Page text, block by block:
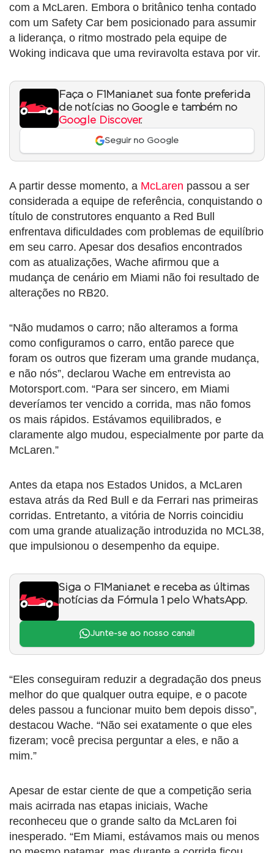
com a McLaren. Embora o britânico tenha contado
com um Safety Car bem posicionado para assumir
a liderança, o ritmo mostrado pela equipe de
Woking indicava que uma reviravolta estava por vir.
Faça o F1Mania.net sua fonte preferida
de notícias no Google e também no
Google Discover.
Seguir no Google
A partir desse momento, a McLaren passou a ser
considerada a equipe de referência, conquistando o
título de construtores enquanto a Red Bull
enfrentava dificuldades com problemas de equilíbrio
em seu carro. Apesar dos desafios encontrados
com as atualizações, Wache afirmou que a
mudança de cenário em Miami não foi resultado de
alterações no RB20.
“Não mudamos o carro; não alteramos a forma
como configuramos o carro, então parece que
foram os outros que fizeram uma grande mudança,
e não nós”, declarou Wache em entrevista ao
Motorsport.com. “Para ser sincero, em Miami
deveríamos ter vencido a corrida, mas não fomos
os mais rápidos. Estávamos equilibrados, e
claramente algo mudou, especialmente por parte da
McLaren.”
Antes da etapa nos Estados Unidos, a McLaren
estava atrás da Red Bull e da Ferrari nas primeiras
corridas. Entretanto, a vitória de Norris coincidiu
com uma grande atualização introduzida no MCL38,
que impulsionou o desempenho da equipe.
Siga o F1Mania.net e receba as últimas
notícias da Fórmula 1 pelo WhatsApp.
Junte-se ao nosso canal!
“Eles conseguiram reduzir a degradação dos pneus
melhor do que qualquer outra equipe, e o pacote
deles passou a funcionar muito bem depois disso”,
destacou Wache. “Não sei exatamente o que eles
fizeram; você precisa perguntar a eles, e não a
mim.”
Apesar de estar ciente de que a competição seria
mais acirrada nas etapas iniciais, Wache
reconheceu que o grande salto da McLaren foi
inesperado. “Em Miami, estávamos mais ou menos